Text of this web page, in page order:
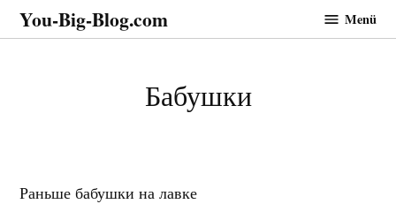
Zum
Inhalt
You-Big-Blog.com Menü
Бабушки
Раньше бабушки на лавке